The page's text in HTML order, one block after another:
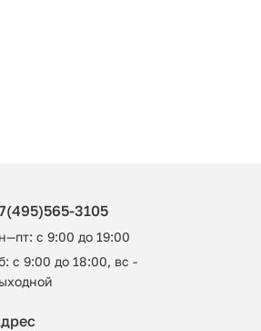
3105
с 9:00 до 19:00
с 9:00 до 18:00, вс -